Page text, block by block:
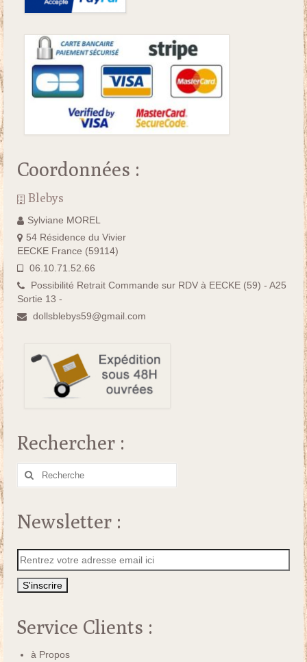
Coordonnées :
Blebys
Sylviane MOREL
54 Résidence du Vivier
EECKE France (59114)
06.10.71.52.66
Possibilité Retrait Commande sur RDV à EECKE (59) - A25
Sortie 13 -
dollsblebys59@gmail.com
Rechercher :
Rechercher
Newsletter :
Service Clients :
à Propos